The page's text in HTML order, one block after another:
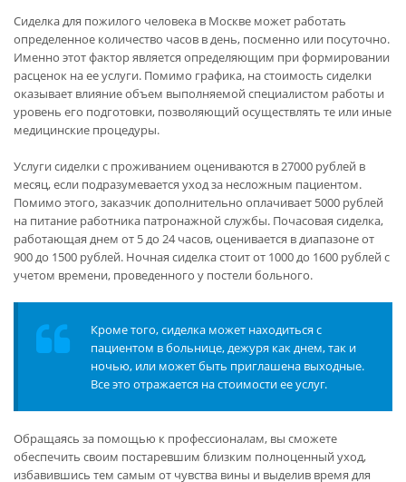
Сиделка для пожилого человека в Москве может работать
определенное количество часов в день, посменно или посуточно.
Именно этот фактор является определяющим при формировании
расценок на ее услуги. Помимо графика, на стоимость сиделки
оказывает влияние объем выполняемой специалистом работы и
уровень его подготовки, позволяющий осуществлять те или иные
медицинские процедуры.
Услуги сиделки с проживанием оцениваются в 27000 рублей в
месяц, если подразумевается уход за несложным пациентом.
Помимо этого, заказчик дополнительно оплачивает 5000 рублей
на питание работника патронажной службы. Почасовая сиделка,
работающая днем от 5 до 24 часов, оценивается в диапазоне от
900 до 1500 рублей. Ночная сиделка стоит от 1000 до 1600 рублей с
учетом времени, проведенного у постели больного.
Кроме того, сиделка может находиться с
пациентом в больнице, дежуря как днем, так и
ночью, или может быть приглашена выходные.
Все это отражается на стоимости ее услуг.
Обращаясь за помощью к профессионалам, вы сможете
обеспечить своим постаревшим близким полноценный уход,
избавившись тем самым от чувства вины и выделив время для